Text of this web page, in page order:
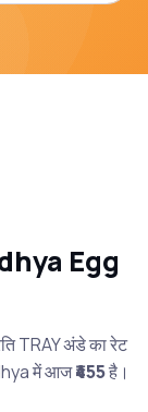
Egg
TRAY अंडे का रेट
में आज₹455है।